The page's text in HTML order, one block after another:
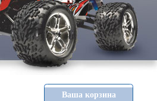
Ваша корзина